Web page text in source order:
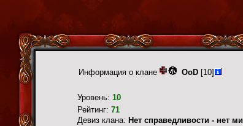
Информация о клане OoD [10]
Уровень: 10
Рейтинг: 71
Девиз клана: Нет справедливости - нет